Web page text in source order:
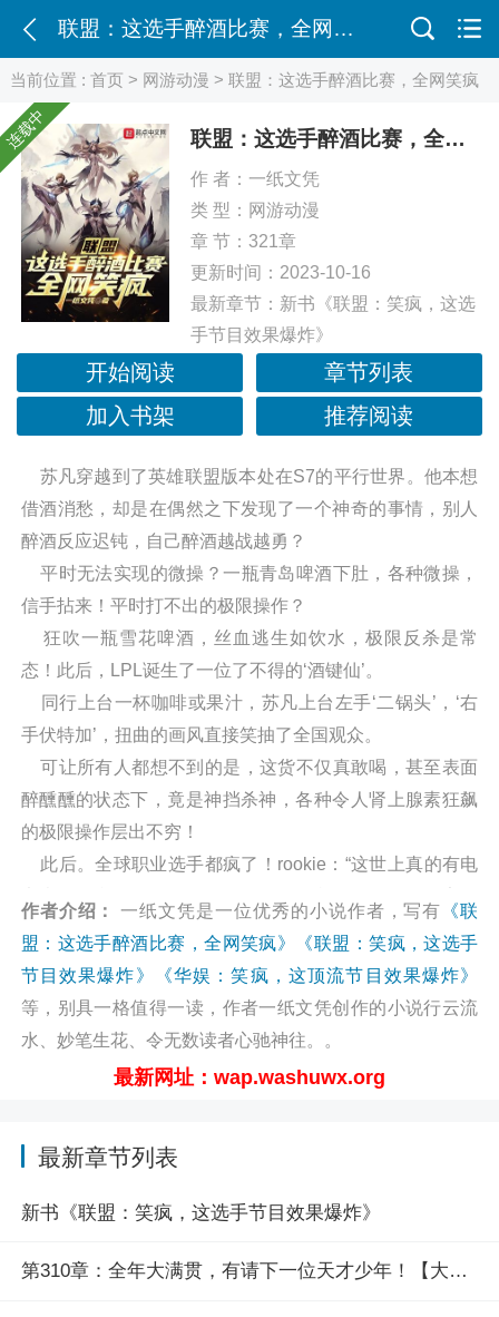
联盟：这选手醉酒比赛，全网笑疯
当前位置 :首页 > 网游动漫 > 联盟：这选手醉酒比赛，全网笑疯
连载中 联盟：这选手醉酒比赛，全网笑疯
作 者： 一纸文凭
类 型： 网游动漫
章 节：321章
更新时间：2023-10-16
最新章节： 新书《联盟：笑疯，这选
手节目效果爆炸》
开始阅读
章节列表
加入书架
推荐阅读
苏凡穿越到了英雄联盟版本处在S7的平行世界。他本想
借酒消愁，却是在偶然之下发现了一个神奇的事情，别人
醉酒反应迟钝，自己醉酒越战越勇？
平时无法实现的微操？一瓶青岛啤酒下肚，各种微操，
信手拈来！平时打不出的极限操作？
狂吹一瓶雪花啤酒，丝血逃生如饮水，极限反杀是常
态！此后，LPL诞生了一位了不得的‘酒键仙’。
同行上台一杯咖啡或果汁，苏凡上台左手‘二锅头’，‘右
手伏特加’，扭曲的画风直接笑抽了全国观众。
可让所有人都想不到的是，这货不仅真敢喝，甚至表面
醉醺醺的状态下，竟是神挡杀神，各种令人肾上腺素狂飙
的极限操作层出不穷！
此后。全球职业选手都疯了！rookie：“这世上真的有电
是多少取决于那家伙今天喝了多少酒！”
关注（凡人小说网
作者介绍： 一纸文凭是一位优秀的小说作者，写有 《联
盟：这选手醉酒比赛，全网笑疯》
《联盟：笑疯，这选手
节目效果爆炸》
《华娱：笑疯，这顶流节目效果爆炸》
等，别具一格值得一读，作者一纸文凭创作的小说行云流
水、妙笔生花、令无数读者心驰神往。。
最新网址：wap.washuwx.org
最新章节列表
新书《联盟：笑疯，这选手节目效果爆炸》
第310章：全年大满贯，有请下一位天才少年！【大结局】